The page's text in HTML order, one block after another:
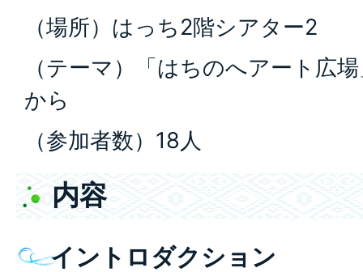
（場所）はっち2階シアター2
（テーマ）「はちのへアート広
から
（参加者数）18人
内容
イントロダクション